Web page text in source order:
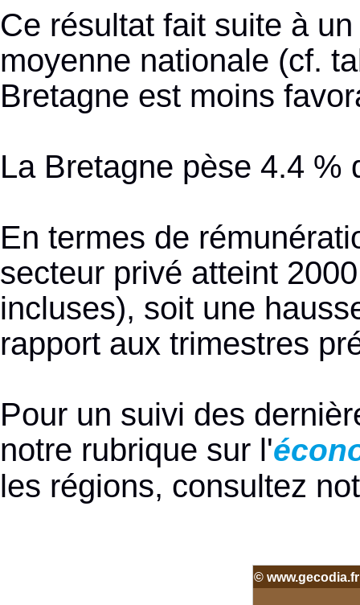
Ce résultat fait suite à
moyenne nationale (cf.
Bretagne est moins
La Bretagne pèse 4.4 %
En termes de
secteur privé atteint
incluses), soit une
rapport aux trimestres
Pour un suivi des
notre rubrique sur l'
les régions, consultez
© www.gecodia.fr